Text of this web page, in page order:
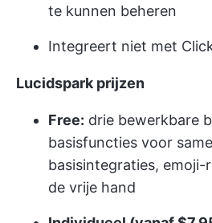
te kunnen beheren
Integreert niet met
Lucidspark prijzen
Free: drie bewerkbare
basisfuncties voor
basisintegraties, emoji-
de vrije hand